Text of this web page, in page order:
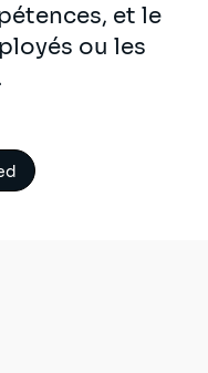
et le
ou les